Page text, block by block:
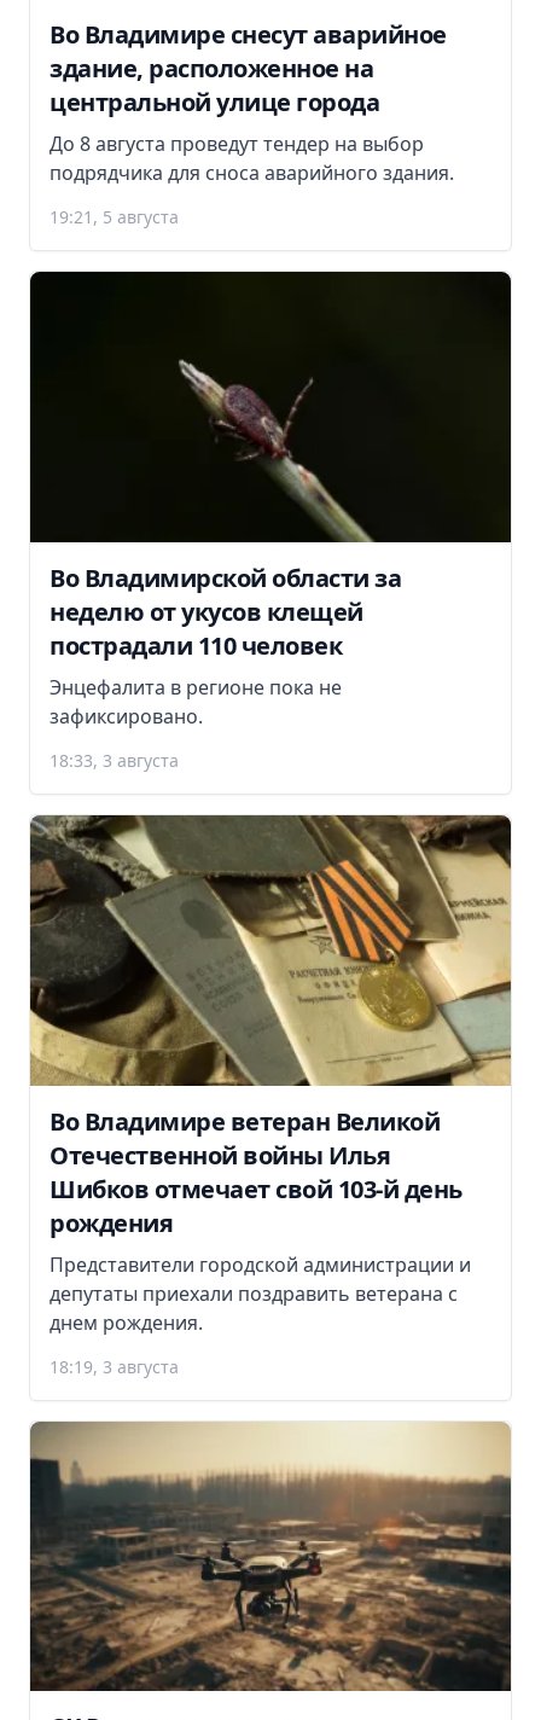
Во Владимире снесут аварийное
здание, расположенное на
центральной улице города
До 8 августа проведут тендер на выбор
подрядчика для сноса аварийного здания.
19:21, 5 августа
Во Владимирской области за
неделю от укусов клещей
пострадали 110 человек
Энцефалита в регионе пока не
зафиксировано.
18:33, 3 августа
Во Владимире ветеран Великой
Отечественной войны Илья
Шибков отмечает свой 103-й день
рождения
Представители городской администрации и
депутаты приехали поздравить ветерана с
днем рождения.
18:19, 3 августа